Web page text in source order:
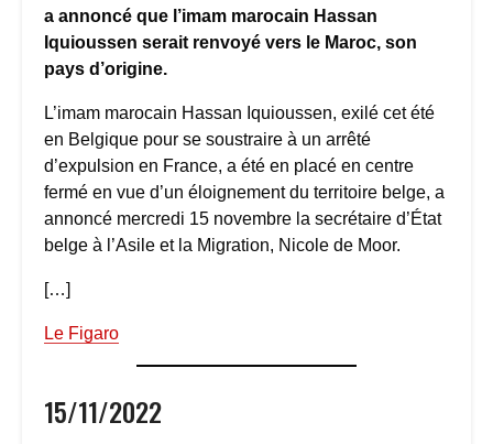
a annoncé que l’imam marocain Hassan
Iquioussen serait renvoyé vers le Maroc, son
pays d’origine.
L’imam marocain Hassan Iquioussen, exilé cet été
en Belgique pour se soustraire à un arrêté
d’expulsion en France, a été en placé en centre
fermé en vue d’un éloignement du territoire belge, a
annoncé mercredi 15 novembre la secrétaire d’État
belge à l’Asile et la Migration, Nicole de Moor.
[…]
Le Figaro
15/11/2022